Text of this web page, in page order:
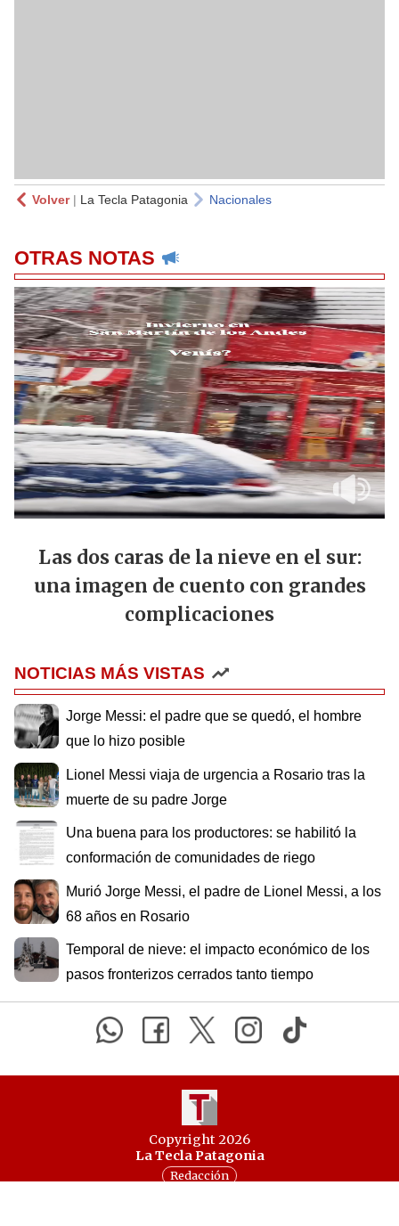
Volver| La Tecla Patagonia Nacionales
OTRAS NOTAS
Las dos caras de la nieve en el sur:
una imagen de cuento con grandes
complicaciones
NOTICIAS MÁS VISTAS
Jorge Messi: el padre que se quedó, el hombre
que lo hizo posible
Lionel Messi viaja de urgencia a Rosario tras la
muerte de su padre Jorge
Una buena para los productores: se habilitó la
conformación de comunidades de riego
Murió Jorge Messi, el padre de Lionel Messi, a los
68 años en Rosario
Temporal de nieve: el impacto económico de los
pasos fronterizos cerrados tanto tiempo
Copyright 2026
La Tecla Patagonia
Redacción